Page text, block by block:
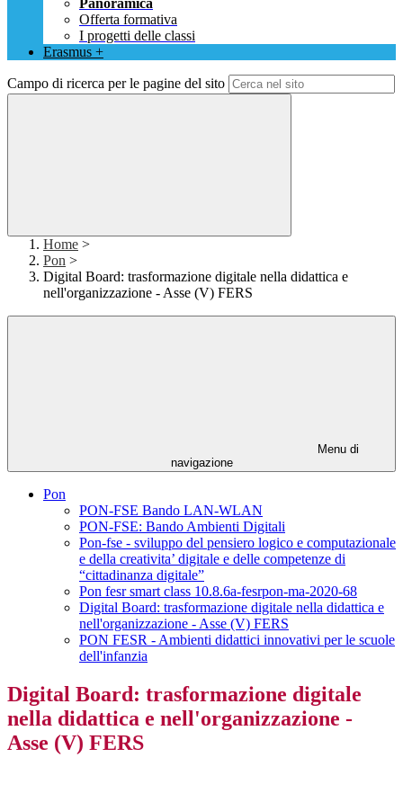
Panoramica
Offerta formativa
I progetti delle classi
Erasmus +
Campo di ricerca per le pagine del sito
Home >
Pon >
Digital Board: trasformazione digitale nella didattica e
nell'organizzazione - Asse (V) FERS
Menu di
navigazione
Pon
PON-FSE Bando LAN-WLAN
PON-FSE: Bando Ambienti Digitali
Pon-fse - sviluppo del pensiero logico e computazionale
e della creativita’ digitale e delle competenze di
“cittadinanza digitale”
Pon fesr smart class 10.8.6a-fesrpon-ma-2020-68
Digital Board: trasformazione digitale nella didattica e
nell'organizzazione - Asse (V) FERS
PON FESR - Ambienti didattici innovativi per le scuole
dell'infanzia
Digital Board: trasformazione digitale
nella didattica e nell'organizzazione -
Asse (V) FERS